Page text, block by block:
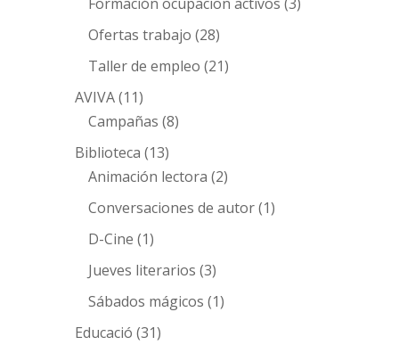
Ofertas trabajo (28)
Taller de empleo (21)
AVIVA(11)
Campañas (8)
Biblioteca (13)
Animación lectora (2)
Conversaciones de autor(1)
D-Cine (1)
Jueves literarios (3)
Sábados mágicos (1)
Educació (31)